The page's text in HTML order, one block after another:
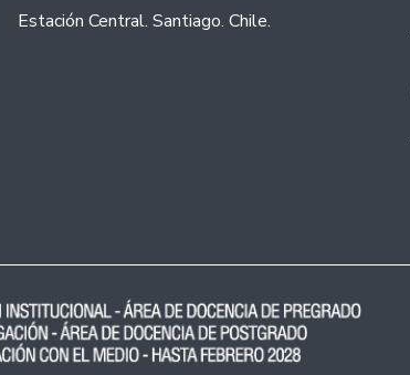
Estación Central. Santiago. Chile.